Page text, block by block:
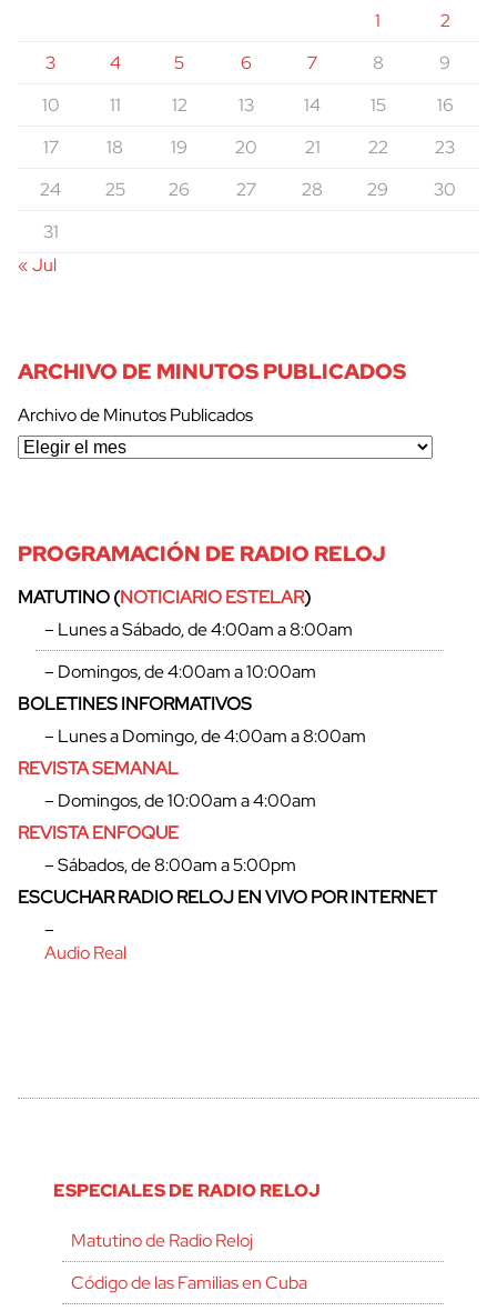
1
2
3
4 5 6 7 8
9
10
11 12 13 14 15
16
17
18 19 20 21 22
23
24
25 26 27 28 29
30
31
« Jul
ARCHIVO DE MINUTOS PUBLICADOS
Archivo de Minutos Publicados
PROGRAMACIÓN DE RADIO RELOJ
MATUTINO (NOTICIARIO ESTELAR)
– Lunes a Sábado, de 4:00am a 8:00am
– Domingos, de 4:00am a 10:00am
BOLETINES INFORMATIVOS
– Lunes a Domingo, de 4:00am a 8:00am
REVISTA SEMANAL
– Domingos, de 10:00am a 4:00am
REVISTA ENFOQUE
– Sábados, de 8:00am a 5:00pm
ESCUCHAR RADIO RELOJ EN VIVO POR INTERNET
–
Audio Real
ESPECIALES DE RADIO RELOJ
Matutino de Radio Reloj
Código de las Familias en Cuba